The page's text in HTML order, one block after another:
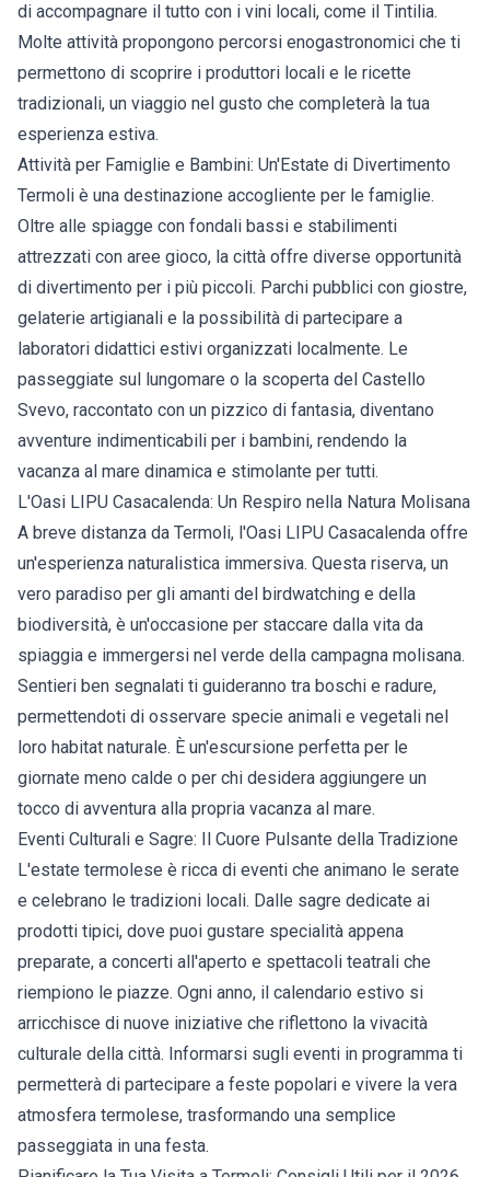
di accompagnare il tutto con i vini locali, come il Tintilia.
Molte attività propongono percorsi enogastronomici che ti
permettono di scoprire i produttori locali e le ricette
tradizionali, un viaggio nel gusto che completerà la tua
esperienza estiva.
Attività per Famiglie e Bambini: Un'Estate di Divertimento
Termoli è una destinazione accogliente per le famiglie.
Oltre alle spiagge con fondali bassi e stabilimenti
attrezzati con aree gioco, la città offre diverse opportunità
di divertimento per i più piccoli. Parchi pubblici con giostre,
gelaterie artigianali e la possibilità di partecipare a
laboratori didattici estivi organizzati localmente. Le
passeggiate sul lungomare o la scoperta del Castello
Svevo, raccontato con un pizzico di fantasia, diventano
avventure indimenticabili per i bambini, rendendo la
vacanza al mare dinamica e stimolante per tutti.
L'Oasi LIPU Casacalenda: Un Respiro nella Natura Molisana
A breve distanza da Termoli, l'Oasi LIPU Casacalenda offre
un'esperienza naturalistica immersiva. Questa riserva, un
vero paradiso per gli amanti del birdwatching e della
biodiversità, è un'occasione per staccare dalla vita da
spiaggia e immergersi nel verde della campagna molisana.
Sentieri ben segnalati ti guideranno tra boschi e radure,
permettendoti di osservare specie animali e vegetali nel
loro habitat naturale. È un'escursione perfetta per le
giornate meno calde o per chi desidera aggiungere un
tocco di avventura alla propria vacanza al mare.
Eventi Culturali e Sagre: Il Cuore Pulsante della Tradizione
L'estate termolese è ricca di eventi che animano le serate
e celebrano le tradizioni locali. Dalle sagre dedicate ai
prodotti tipici, dove puoi gustare specialità appena
preparate, a concerti all'aperto e spettacoli teatrali che
riempiono le piazze. Ogni anno, il calendario estivo si
arricchisce di nuove iniziative che riflettono la vivacità
culturale della città. Informarsi sugli eventi in programma ti
permetterà di partecipare a feste popolari e vivere la vera
atmosfera termolese, trasformando una semplice
passeggiata in una festa.